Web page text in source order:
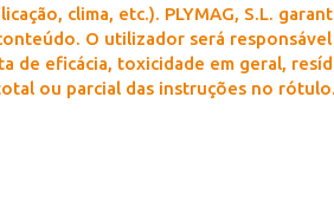
clima, etc.). PLYMAG, S.L.
O utilizador será
de eficácia, toxicidade em geral,
ou parcial das instruções no rótulo.